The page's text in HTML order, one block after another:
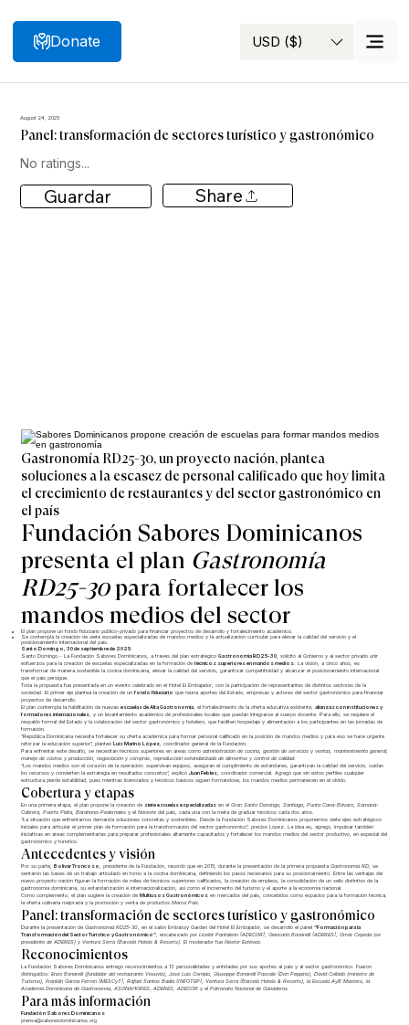
Search USD ($)
Donate
August 24, 2025
Panel: transformación de sectores turístico y gastronómico
No ratings...
Guardar Share
Gastronomía RD25-30, un proyecto nación, plantea
soluciones a la escasez de personal calificado que hoy limita
el crecimiento de restaurantes y del sector gastronómico en
el país
Fundación Sabores Dominicanos
presenta el plan Gastronomía
RD25-30para fortalecer los
mandos medios del sector
El plan propone un fondo fiduciario público-privado para financiar proyectos de desarrollo y fortalecimiento académico.
Se contempla la creación de siete escuelas especializadas de mandos medios y la actualización curricular para elevar la calidad del servicio y el
posicionamiento internacional del país.
Santo Domingo, 30 de septiembre de 2025.
Santo Domingo.- La Fundación Sabores Dominicanos, a través del plan estratégico Gastronomía RD25-30, solicitó al Gobierno y al sector privado unir
esfuerzos para la creación de escuelas especializadas en la formación detécnicos superiores en mandos medios. La visión, a cinco años, es
transformar de manera sostenible la cocina dominicana, elevar la calidad del servicio, garantizar competitividad y alcanzar el posicionamiento internacional
que el país persigue.
Toda la propuesta fue presentada en un evento celebrado en el Hotel El Embajador, con la participación de representantes de distintos sectores de la
sociedad. El primer eje plantea la creación de unfondo fiduciario que reúna aportes del Estado, empresas y actores del sector gastronómico para financiar
proyectos de desarrollo.
El plan contempla la habilitación de nuevas escuelas de Alta Gastronomía, el fortalecimiento de la oferta educativa existente, alianzas con instituciones y
formadores internacionales, y un levantamiento académico de profesionales locales que puedan integrarse al cuerpo docente. Para ello, se requiere el
respaldo formal del Estado y la colaboración del sector gastronómico y hotelero, que faciliten hospedaje y alimentación a los participantes en las jornadas de
formación.
“República Dominicana necesita fortalecer su oferta académica para formar personal calificado en la posición de mandos medios y para eso se hace urgente
reforzar la educación superior”, planteó Luis Marino López, coordinador general de la Fundación.
Para enfrentar este desafío, se necesitan técnicos superiores en áreas como administración de cocina, gestión de servicios y ventas, mantenimiento general,
manejo de costos y producción, negociación y compras, reproducción estandarizada de alimentos y control de calidad.
“Los mandos medios son el corazón de la operación: supervisan equipos, aseguran el cumplimiento de estándares, garantizan la calidad del servicio, cuidan
los recursos y convierten la estrategia en resultados concretos”, explicó Juan Febles, coordinador comercial. Agregó que sin estos perfiles cualquier
estructura pierde estabilidad, pues mientras licenciados y técnicos básicos siguen formándose, los mandos medios permanecen en el olvido.
Cobertura y etapas
En una primera etapa, el plan propone la creación de siete escuelas especializadasen el Gran Santo Domingo, Santiago, Punta Cana-Bávaro, Samaná-
Cabrera, Puerto Plata, Barahona-Pedernalesy el Norestedel país, cada una con la meta de graduar técnicos cada dos años.
“La situación que enfrentamos demanda soluciones concretas y sostenibles. Desde la Fundación Sabores Dominicanos proponemos siete ejes estratégicos
iniciales para articular el primer plan de formación para la transformación del sector gastronómico”, precisó López. La idea es, agregó, impulsar también
iniciativas en áreas complementarias para preparar profesionales altamente capacitados y fortalecer los mandos medios del sector productivo, en especial del
gastronómico y turístico.
Antecedentes y visión
Por su parte, Bolívar Troncoso, presidente de la Fundación, recordó que en 2015, durante la presentación de la primera propuesta Gastronomía RD, se
sentaron las bases de un trabajo articulado en torno a la cocina dominicana, definiendo los pasos necesarios para su posicionamiento. Entre las ventajas del
nuevo proyecto nación figuran la formación de miles de técnicos superiores calificados, la creación de empleos, la consolidación de un sello distintivo de la
gastronomía dominicana, su estandarización e internacionalización, así como el incremento del turismo y el aporte a la economía nacional.
Como complemento, el plan sugiere la creación de Multiusos Gastronómicosen mercados del país, concebidos como espacios para la formación técnica,
la oferta culinaria mejorada y la promoción y venta de productos Marca País.
Panel: transformación de sectores turístico y gastronómico
Durante la presentación de Gastronomía RD25-30, en el salón Embassy Garden del Hotel El Embajador, se desarrolló el panel “Formación para la
Transformación del Sector Turístico y Gastronómico”, encabezado por Licelot Pantaleón (ADECOR), Giancarlo Bonarelli (ADERES), Omar Cepeda (ex
presidente de ADERES) y Ventura Serra (Barceló Hotels & Resorts). El moderador fue Néstor Estévez.
Reconocimientos
La Fundación Sabores Dominicanos entregó reconocimientos a 13 personalidades y entidades por sus aportes al país y al sector gastronómico. Fueron
distinguidos: Enzo Bonarelli (fundador del restaurante Vesuvio), José Luis Corripio, Giuseppe Bonarelli Pascale (Don Peppino), David Collado (ministro de
Turismo), Franklin García Fermín (MESCyT), Rafael Santos Badía (INFOTEP), Ventura Serra (Barceló Hotels & Resorts), la Escuela AyB Masters, la
Academia Dominicana de Gastronomía, ASONAHORES, ADERES, ADECORy el Patronato Nacional de Ganaderos.
Para más información
Fundación Sabores Dominicanos
prensa@saboresdominicanos.org